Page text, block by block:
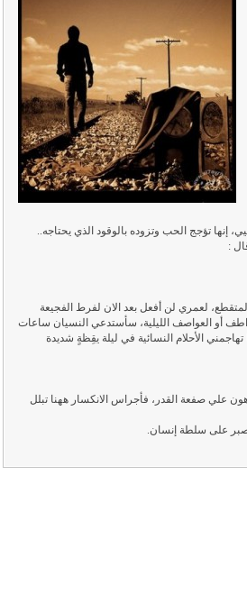
إنها تؤجج الحب وتزوده بالوقود الذي يحتاجه..
:
لعمري لن أفعل بعد الان لفرط الفجيعة
أو العواصف الليلية، سأستدعي النسيان ساعات
الأحلام النسائية في ليلة يقِظةٍ شديدة
علي صفعة القدر، فأجراس الانكسار ههنا تبلل
صبر على سلطة إنسان.